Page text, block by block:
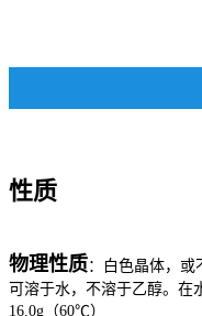
性质
物理性质：白色晶体，或
可溶于水，不溶于乙醇。在
16.0g（60℃）